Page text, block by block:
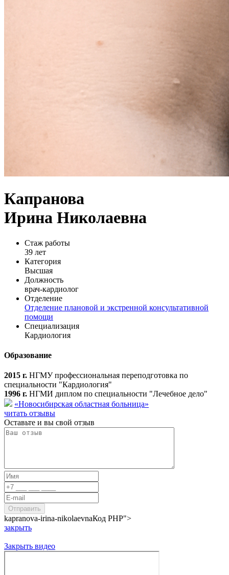
Капранова
Ирина Николаевна
Стаж работы
39 лет
Категория
Высшая
Должность
врач-кардиолог
Отделение
Отделение плановой и экстренной консультативной
помощи
Специализация
Кардиология
Образование
2015 г. НГМУ профессиональная переподготовка по
специальности "Кардиология"
1996 г. НГМИ диплом по специальности "Лечебное дело"
«Новосибирская областная больница»
читать отзывы
Оставьте и вы свой отзыв
kapranova-irina-nikolaevnaКод PHP">
закрыть
Закрыть видео